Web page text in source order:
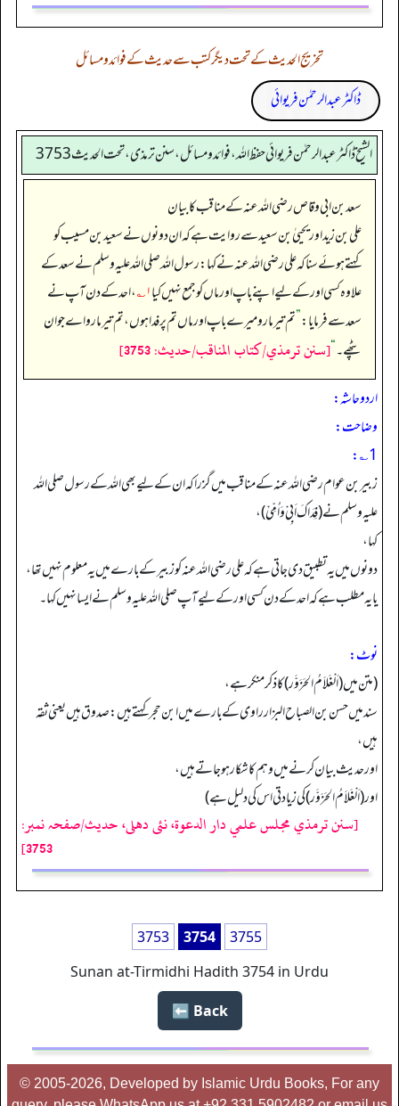
تخریج الحدیث کے تحت دیگر کتب سے حدیث کے فوائد و مسائل
ڈاکٹر عبدالرحمٰن فریوائی
الشیخ ڈاکٹر عبد الرحمٰن فریوائی حفظ اللہ، فوائد و مسائل، سنن ترمذی، تحت الحديث 3753
سعد بن ابی وقاص رضی الله عنہ کے مناقب کا بیان
علی بن زید اور یحییٰ بن سعید سے روایت ہے کہ ان دونوں نے سعید بن مسیب کو
کہتے ہوئے سنا کہ علی رضی الله عنہ نے کہا: رسول اللہ صلی اللہ علیہ وسلم نے سعد کے
علاوہ کسی اور کے لیے اپنے باپ اور ماں کو جمع نہیں کیا۱؎ ، احد کے دن آپ نے
سعد سے فرمایا:”تم تیر مارو میرے باپ اور ماں تم پر فدا ہوں، تم تیر مارو اے جوان
پٹھے۔‏‏‏‏“[سنن ترمذي/كتاب المناقب/حدیث: 3753]
اردو حاشہ:
وضاحت:
1؎:
زبیربن عوام رضی اللہ عنہ کے مناقب میں گزرا کہ ان کے لیے بھی اللہ کے رسول صلی اللہ
علیہ وسلم نے (فِدَاكَ اَبِیْ وَاُمِّیْ)،
کہا،
دونوں میں یہ تطبیق دی جاتی ہے کہ علی رضی اللہ عنہ کو زبیر کے بارے میں یہ معلوم نہیں تھا،
یا یہ مطلب ہے کہ احد کے دن کسی اور کے لیے آپ صلی اللہ علیہ وسلم نے ایسا نہیں کہا۔
نوٹ:
(متن میں (اَلْغَلاَمُ الحَزَوَّر) کا ذکر منکر ہے،
سند میں حسن بن الصباح البزار راوی کے بارے میں ابن حجر کہتے ہیں: صدوق ہیں یعنی ثقہ
ہیں،
اور حدیث بیان کرنے میں وہم کا شکارہو جاتے ہیں،
اور (اَلْغَلاَمُ الحَزَوَّر) کی زیادتی اس کی دلیل ہے)
[سنن ترمذي مجلس علمي دار الدعوة، نئى دهلى، حدیث/صفحہ نمبر:
3753]
3753 3754
3755
Sunan at-Tirmidhi Hadith 3754 in Urdu
Back ⬅️
© 2005-2026, Developed by Islamic Urdu Books, For any